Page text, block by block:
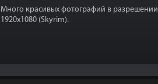
Много красивых фотографий в разрешении
1920x1080 (Skyrim).